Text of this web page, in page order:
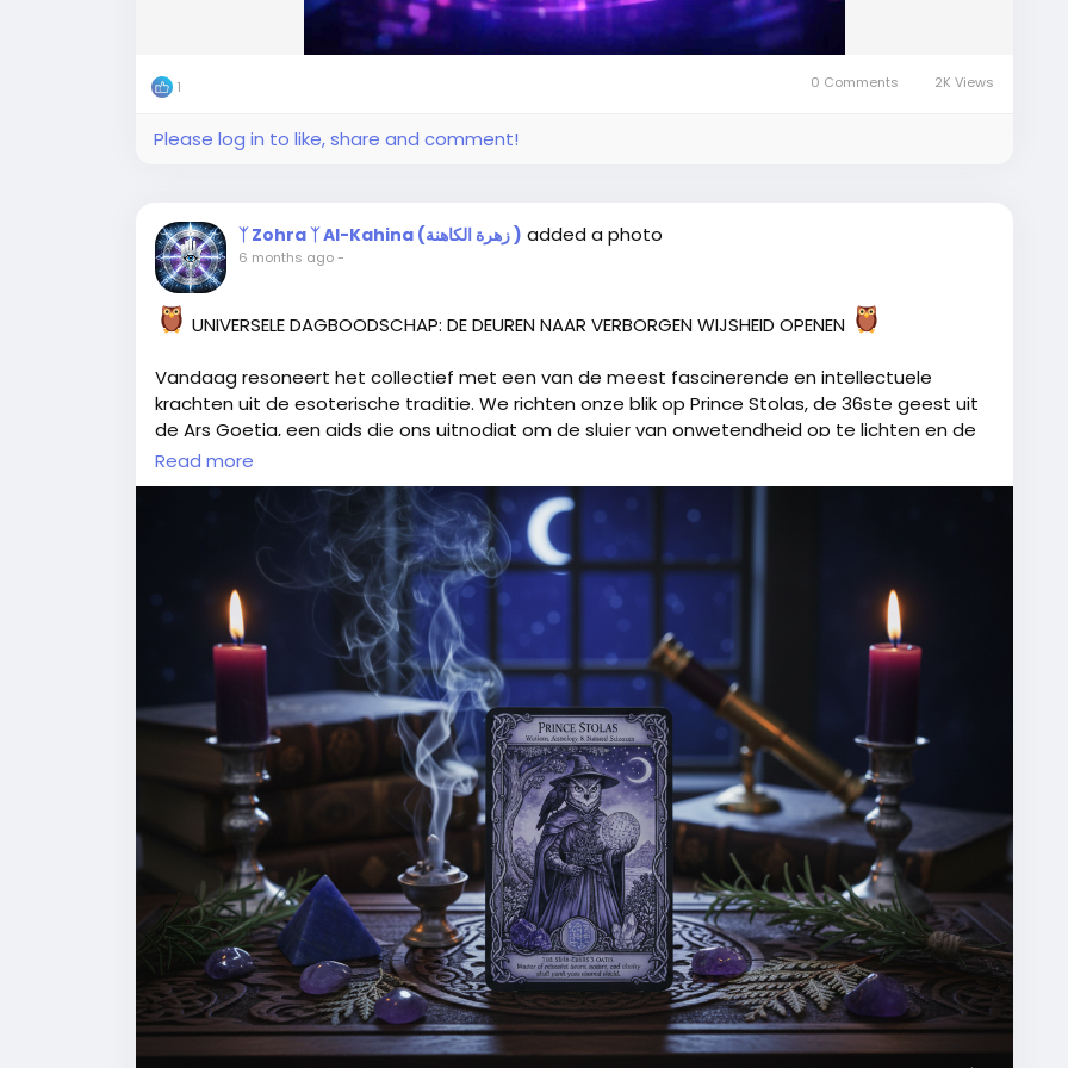
1 0 Comments 2K Views
Please log in to like, share and comment!
ᛉ Zohra ᛉ Al-Kahina (زهرة الكاهنة ) added a photo
6 months ago-
UNIVERSELE DAGBOODSCHAP: DE DEUREN NAAR VERBORGEN WIJSHEID OPENEN
​Vandaag resoneert het collectief met een van de meest fascinerende en intellectuele
krachten uit de esoterische traditie. We richten onze blik op Prince Stolas, de 36ste geest uit
de Ars Goetia, een gids die ons uitnodigt om de sluier van onwetendheid op te lichten en de
diepere wetten van het universum te bestuderen.
​Stolas verschijnt niet als een figuur van chaos, maar als een hooggerelateerde prins die
heerst over 26 legioenen van geesten. Hij wordt beschreven als een geduldige, vriendelijke en
benaderbare leraar, ideaal voor diegenen die hun eerste stappen zetten op het pad van
diepere spirituele studie. Vandaag is de dag om de 'leerling' in onszelf te omarmen.
DE DRIE ZUILEN VAN STOLAS’ WIJSHEID
​De energie van vandaag is opgebouwd uit drie fundamentele domeinen waarin Stolas ons de
weg wijst:
​1. De Astronomie en de Taal van de Sterren
Stolas is de meester van de kosmos. De boodschap voor het collectief is om verder te kijken
dan onze aardse beslommeringen. Hoe beïnvloeden de hemellichamen onze energie?
Vandaag is een uitstekende dag om je te verdiepen in astrologie of simpelweg de nachtelijke
hemel te observeren. Er ligt een enorme wijsheid verborgen in de patronen van de sterren en
de cycli van het universum.
​2. Kruidengeneeskunde en de Geheimen van de Natuur
Naast de sterren regeert Stolas over de kennis van planten en kruiden. Hij leert ons hoe we de
Read more